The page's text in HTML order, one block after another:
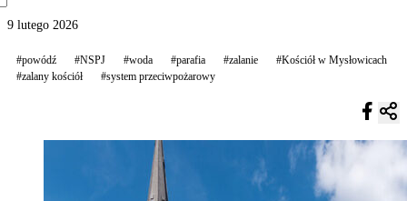
9 lutego 2026
#powódź #NSPJ #woda #parafia #zalanie
#Kościół w Mysłowicach
#zalany kościół
#system przeciwpożarowy